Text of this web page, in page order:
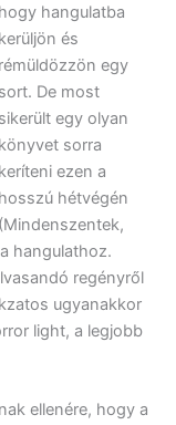
hogy hangulatba
kerüljön és
rémüldözzön egy
sort. De most
sikerült egy olyan
könyvet sorra
keríteni ezen a
hosszú hétvégén
(Mindenszentek,
hangulathoz.
regényről
ugyanakkor
light, a legjobb
ellenére, hogy a